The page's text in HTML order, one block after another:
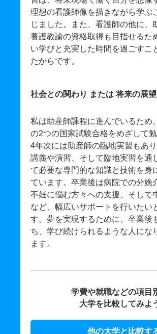
理想の看護師像を描きながら学ぶ
じました。また、看護師の他に、
養護教諭の資格取得も目指せるた
い学びと充実した時間を過ごすこ
たからです。
社会との関わり または 将来の展望
私は助産師課程に進んでいるため
の2つの国家試験合格をめざして勉
4年次には助産師の臨地実習もあ
講義や演習、そして臨地実習を通
て必要な専門的な知識と技術を身
ています。卒業後は病院での分娩
不妊に悩む方々への支援、そして
など、幅広いサポートを行いたい
す。夢を実現するために、卒業後
ち、学び続けられるような人にな
ます。
学費や就職などの項目
大学を比較してみよ
他の大学と比較す